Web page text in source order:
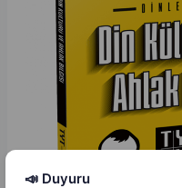
📣 Duyuru